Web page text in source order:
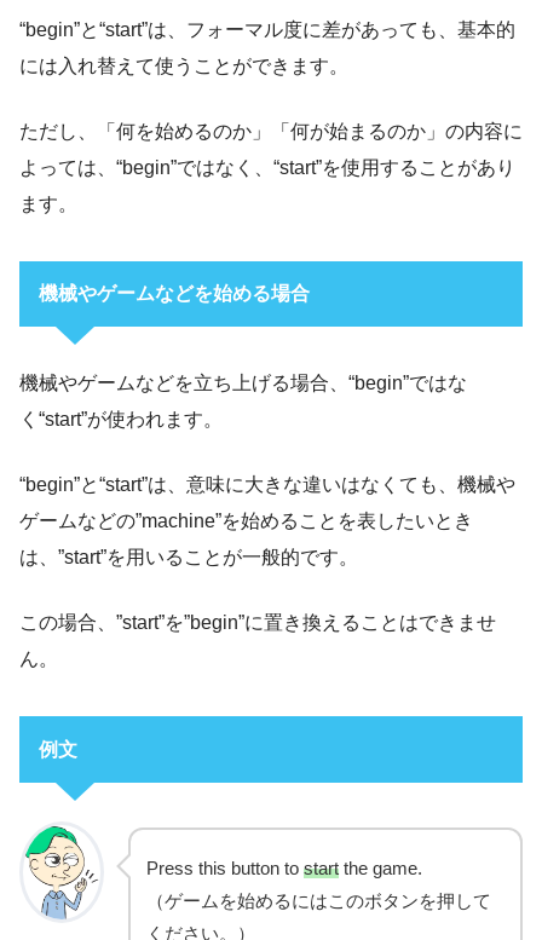
“begin”と“start”は、フォーマル度に差があっても、基本的
には入れ替えて使うことができます。
ただし、「何を始めるのか」「何が始まるのか」の内容に
よっては、“begin”ではなく、“start”を使用することがあり
ます。
機械やゲームなどを始める場合
機械やゲームなどを立ち上げる場合、“begin”ではな
く“start”が使われます。
“begin”と“start”は、意味に大きな違いはなくても、機械や
ゲームなどの”machine”を始めることを表したいとき
は、”start”を用いることが一般的です。
この場合、”start”を”begin”に置き換えることはできませ
ん。
例文
Press this button to start the game.
（ゲームを始めるにはこのボタンを押して
ください。）